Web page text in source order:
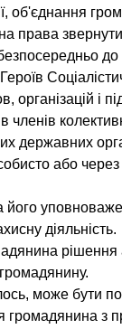
об'єднання
до
організацій і
членів
державних
або через
його
діяльність.
рішення
може бути
громадянина з